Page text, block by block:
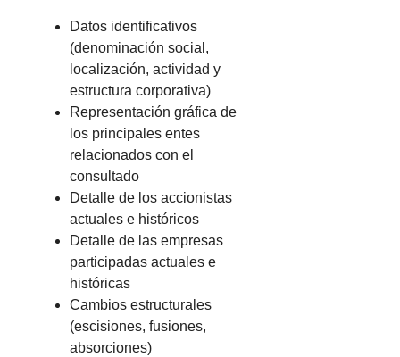
Datos identificativos
(denominación social,
localización, actividad y
estructura corporativa)
Representación gráfica de
los principales entes
relacionados con el
consultado
Detalle de los accionistas
actuales e históricos
Detalle de las empresas
participadas actuales e
históricas
Cambios estructurales
(escisiones, fusiones,
absorciones)